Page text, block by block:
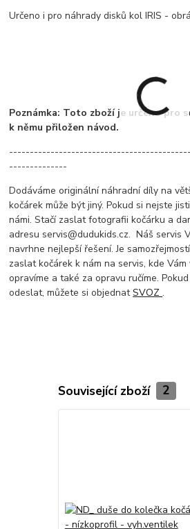
Určeno i pro náhrady disků kol IRIS -
Poznámka: Toto zboží je určeno pro
k němu přiložen návod.
--------------
Dodáváme originální náhradní díly na
kočárek může být jiný. Pokud si nejste
námi. Stačí zaslat fotografii kočárku a
adresu servis@dudukids.cz. Náš servis
navrhne nejlepší řešení. Je
zaslat kočárek k nám na servis, kde
opravíme a také za opravu ručíme.
odeslat, můžete si objednatSVOZ.
Související zboží 2